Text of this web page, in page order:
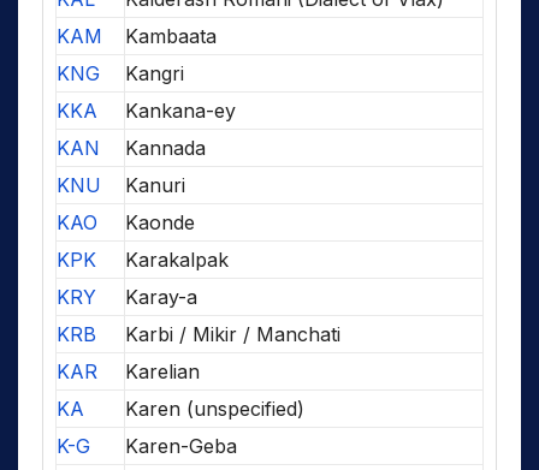
KAM
Kambaata
KNG
Kangri
KKA
Kankana-ey
KAN
Kannada
KNU
Kanuri
KAO
Kaonde
KPK
Karakalpak
KRY
Karay-a
KRB
Karbi / Mikir / Manchati
KAR
Karelian
KA
Karen (unspecified)
K-G
Karen-Geba